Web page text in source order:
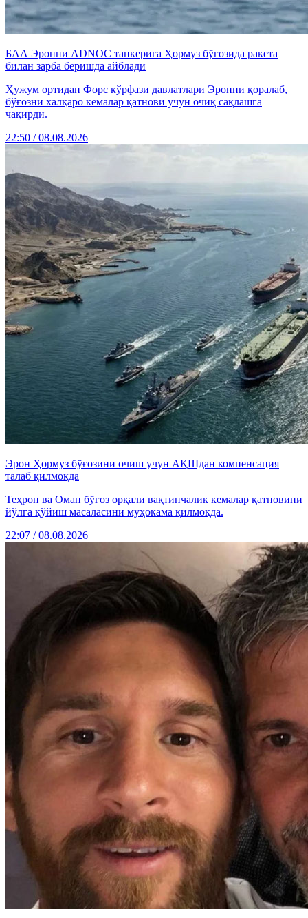
БАА Эронни ADNOC танкерига Ҳормуз бўғозида ракета
билан зарба беришда айблади
Ҳужум ортидан Форс кўрфази давлатлари Эронни қоралаб,
бўғозни халқаро кемалар қатнови учун очиқ сақлашга
чақирди.
22:50 / 08.08.2026
Эрон Ҳормуз бўғозини очиш учун АҚШдан компенсация
талаб қилмоқда
Теҳрон ва Оман бўғоз орқали вақтинчалик кемалар қатновини
йўлга қўйиш масаласини муҳокама қилмоқда.
22:07 / 08.08.2026